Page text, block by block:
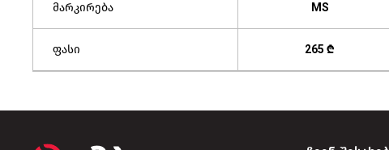
მარკირება MS
ფასი 265 ₾